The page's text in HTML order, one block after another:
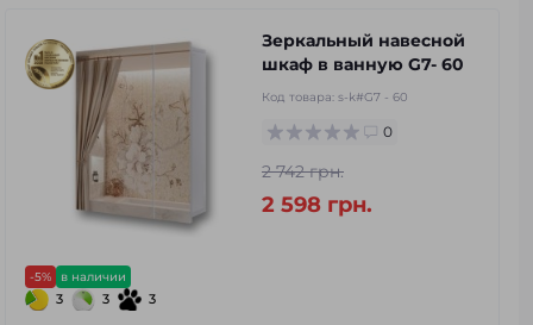
-5% в наличии
3 3 3
Зеркальный навесной
шкаф в ванную G7- 60
Код товара: s-k#G7 - 60
0
2 742 грн.
2 598 грн.